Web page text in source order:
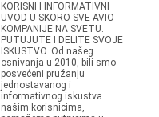
KORISNI I INFORMATIVNI
UVOD U SKORO SVE AVIO
KOMPANIJE NA SVETU.
PUTUJUTE I DELITE SVOJE
ISKUSTVO. Od našeg
osnivanja u 2010, bili smo
posvećeni pružanju
jednostavanog i
informativnog iskustva
našim korisnicima,